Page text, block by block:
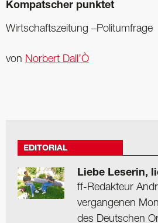
Kompatscher punktet
Wirtschaftszeitung –Politumfrage
von Norbert Dall’Ò
EDITORIAL
Liebe Leserin,
ff-Redakteur
vergangenen
des Deutschen